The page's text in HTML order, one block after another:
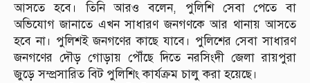
আসতে হবে। তিনি আরও বলেন, পুলিশি সেবা পেতে বা
অভিযোগ জানাতে এখন সাধারণ জনগণকে আর থানায় আসতে
হবে না। পুলিশই জনগণের কাছে যাবে। পুলিশের সেবা সাধারণ
জনগণের দৌড় গোড়ায় পৌঁছে দিতে নরসিংদী জেলা রায়পুরা
জুড়ে সম্প্রসারিত বিট পুলিশিং কার্যক্রম চালু করা হয়েছে।